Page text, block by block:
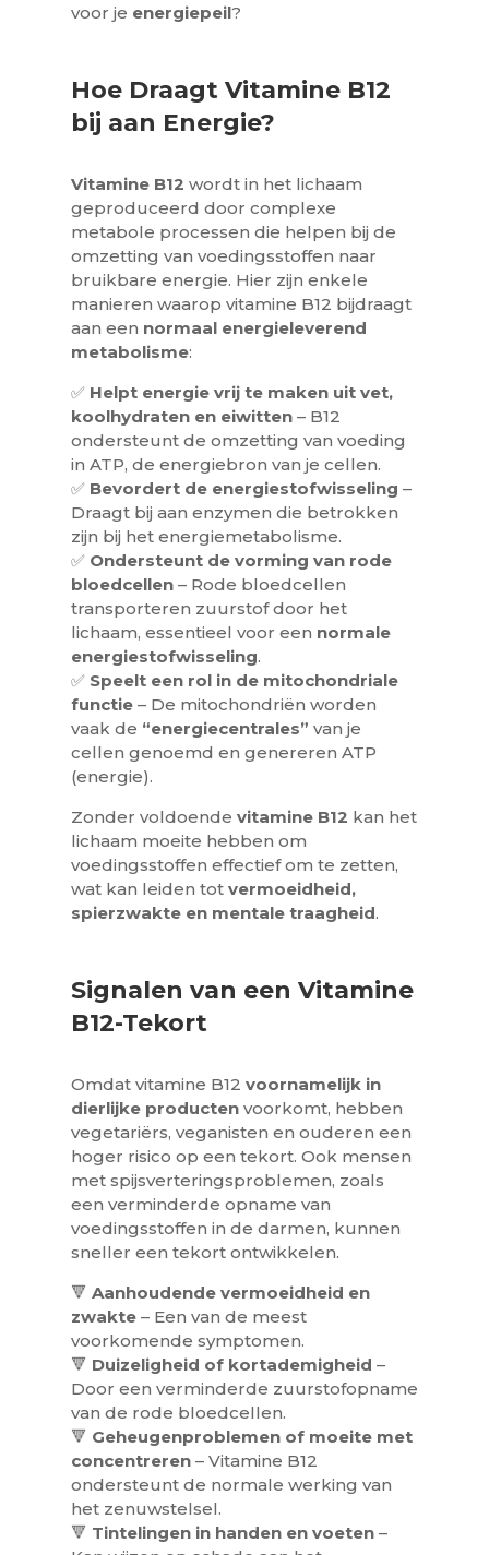
voor je energiepeil?
Hoe Draagt Vitamine B12
bij aan Energie?
Vitamine B12 wordt in het lichaam
geproduceerd door complexe
metabole processen die helpen bij de
omzetting van voedingsstoffen naar
bruikbare energie. Hier zijn enkele
manieren waarop vitamine B12 bijdraagt
aan een normaal energieleverend
metabolisme:
✅ Helpt energie vrij te maken uit vet,
koolhydraten en eiwitten– B12
ondersteunt de omzetting van voeding
in ATP, de energiebron van je cellen.
✅ Bevordert de energiestofwisseling –
Draagt bij aan enzymen die betrokken
zijn bij het energiemetabolisme.
✅ Ondersteunt de vorming van rode
bloedcellen– Rode bloedcellen
transporteren zuurstof door het
lichaam, essentieel voor een normale
energiestofwisseling.
✅ Speelt een rol in de mitochondriale
functie– De mitochondriën worden
vaak de “energiecentrales” van je
cellen genoemd en genereren ATP
(energie).
Zonder voldoende vitamine B12 kan het
lichaam moeite hebben om
voedingsstoffen effectief om te zetten,
wat kan leiden tot vermoeidheid,
spierzwakte en mentale traagheid.
Signalen van een Vitamine
B12-Tekort
Omdat vitamine B12 voornamelijk in
dierlijke productenvoorkomt, hebben
vegetariërs, veganisten en ouderen een
hoger risico op een tekort. Ook mensen
met spijsverteringsproblemen, zoals
een verminderde opname van
voedingsstoffen in de darmen, kunnen
sneller een tekort ontwikkelen.
🔻 Aanhoudende vermoeidheid en
zwakte– Een van de meest
voorkomende symptomen.
🔻 Duizeligheid of kortademigheid –
Door een verminderde zuurstofopname
van de rode bloedcellen.
🔻 Geheugenproblemen of moeite met
concentreren– Vitamine B12
ondersteunt de normale werking van
het zenuwstelsel.
🔻 Tintelingen in handen en voeten–